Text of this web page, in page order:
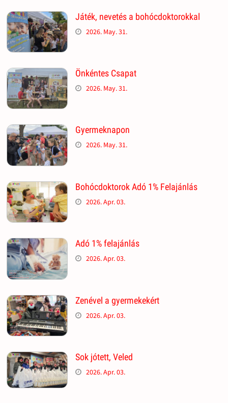
Játék, nevetés a bohócdoktorokkal
2026. May. 31.
Önkéntes Csapat
2026. May. 31.
Gyermeknapon
2026. May. 31.
Bohócdoktorok Adó 1% Felajánlás
2026. Apr. 03.
Adó 1% felajánlás
2026. Apr. 03.
Zenével a gyermekekért
2026. Apr. 03.
Sok jótett, Veled
2026. Apr. 03.